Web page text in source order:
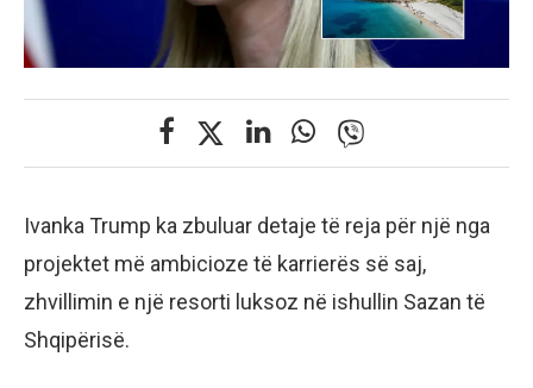
Ivanka Trump ka zbuluar detaje të reja për një nga
projektet më ambicioze të karrierës së saj,
zhvillimin e një resorti luksoz në ishullin Sazan të
Shqipërisë.